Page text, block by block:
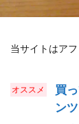
当サイトはア
買
ン